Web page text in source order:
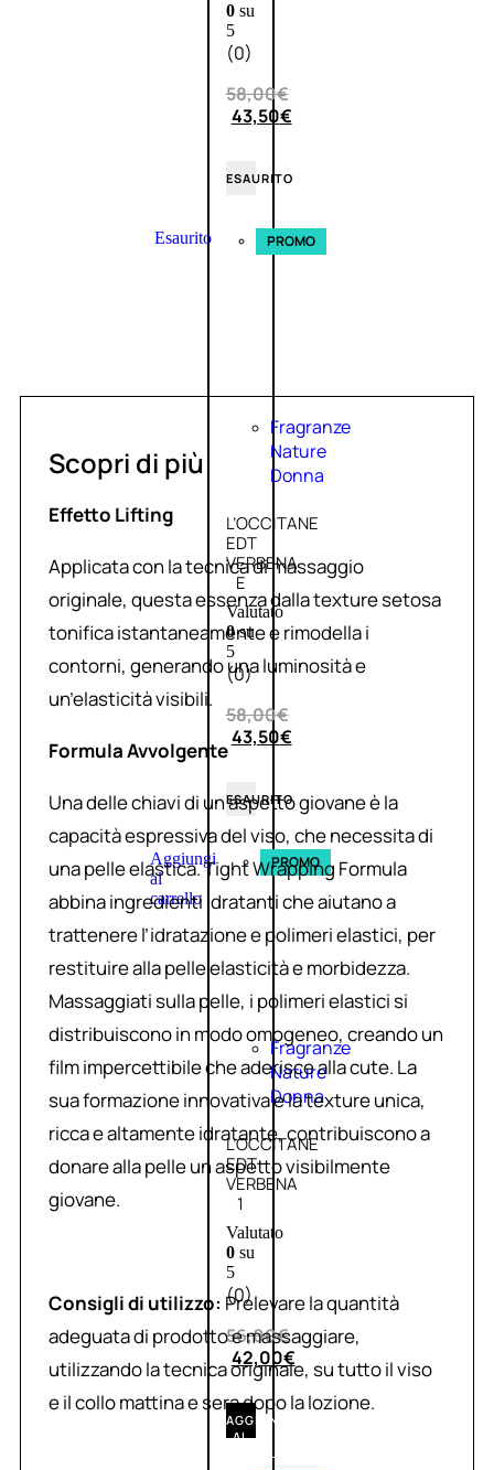
0su
5
(0)
58,00€
43,50€
ESAURITO
Esaurito PROMO
Fragranze
Nature
Donna
L’OCCITANE
EDT
VERBENA
E
Valutato
0su
5
(0)
58,00€
43,50€
ESAURITO
Aggiungi
al
carrello
PROMO
Fragranze
Nature
Donna
L’OCCITANE
EDT
VERBENA
1
Valutato
0su
5
(0)
56,00€
42,00€
AGGIUNGI
AL
CARRELLO
Scopri di più
Effetto Lifting
Applicata con la tecnica di massaggio
originale, questa essenza dalla texture setosa
tonifica istantaneamente e rimodella i
contorni, generando una luminosità e
un’elasticità visibili.
Formula Avvolgente
Una delle chiavi di un aspetto giovane è la
capacità espressiva del viso, che necessita di
una pelle elastica. Tight Wrapping Formula
abbina ingredienti idratanti che aiutano a
trattenere l’idratazione e polimeri elastici, per
restituire alla pelle elasticità e morbidezza.
Massaggiati sulla pelle, i polimeri elastici si
distribuiscono in modo omogeneo, creando un
film impercettibile che aderisce alla cute. La
sua formazione innovativa e la texture unica,
ricca e altamente idratante, contribuiscono a
donare alla pelle un aspetto visibilmente
giovane.
Consigli di utilizzo: Prelevare la quantità
adeguata di prodotto e massaggiare,
utilizzando la tecnica originale, su tutto il viso
e il collo mattina e sera dopo la lozione.